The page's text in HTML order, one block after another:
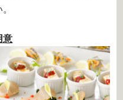
意